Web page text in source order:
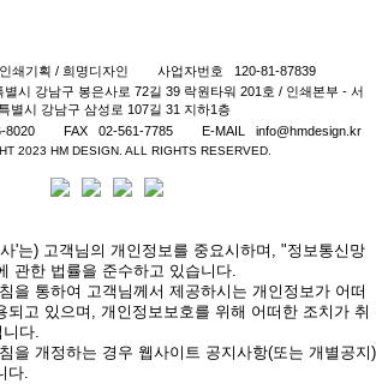
쇄기획 / 희명디자인 사업자번호
120-81-87839
별시 강남구 봉은사로 72길 39 락원타워 201호 / 인쇄본부 - 서
별시 강남구 삼성로 107길 31 지하1층
8020 FAX 02-561-7785 E-MAIL info@hmdesign.kr
2023 HM DESIGN. ALL RIGHTS RESERVED.
'는) 고객님의 개인정보를 중요시하며, "정보통신망
관한 법률을 준수하고 있습니다.
을 통하여 고객님께서 제공하시는 개인정보가 어떠
되고 있으며, 개인정보보호를 위해 어떠한 조치가 취
다.
을 개정하는 경우 웹사이트 공지사항(또는 개별공지)
다.